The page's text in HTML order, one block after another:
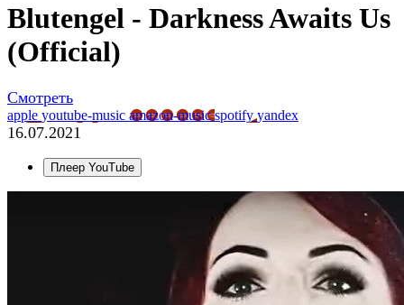
Blutengel - Darkness Awaits Us
(Official)
Смотреть
apple youtube-music amazon-musicspotifyyandex
16.07.2021
Плеер YouTube